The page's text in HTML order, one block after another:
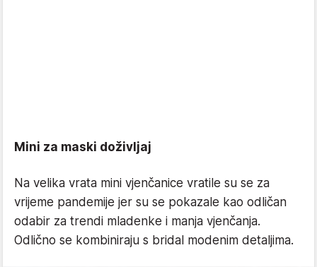
Mini za maski doživljaj
Na velika vrata mini vjenčanice vratile su se za
vrijeme pandemije jer su se pokazale kao odličan
odabir za trendi mladenke i manja vjenčanja.
Odlično se kombiniraju s bridal modenim detaljima.